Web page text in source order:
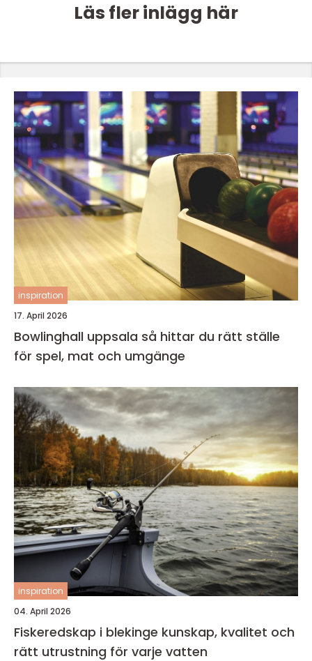
Läs fler inlägg här
inspiration
17. April 2026
Bowlinghall uppsala så hittar du rätt ställe
för spel, mat och umgänge
inspiration
04. April 2026
Fiskeredskap i blekinge kunskap, kvalitet och
rätt utrustning för varje vatten